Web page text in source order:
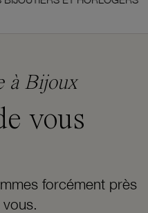
à Bijoux
vous
forcément près